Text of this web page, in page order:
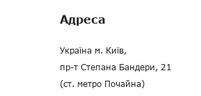
Адреса
Україна м. Київ,
пр-т Степана Бандери, 21
(ст. метро Почайна)